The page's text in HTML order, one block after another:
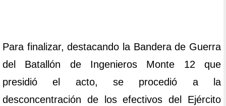
Para finalizar, destacando la Bandera de Guerra
del Batallón de Ingenieros Monte 12 que
presidió el acto, se procedió a la
desconcentración de los efectivos del Ejército